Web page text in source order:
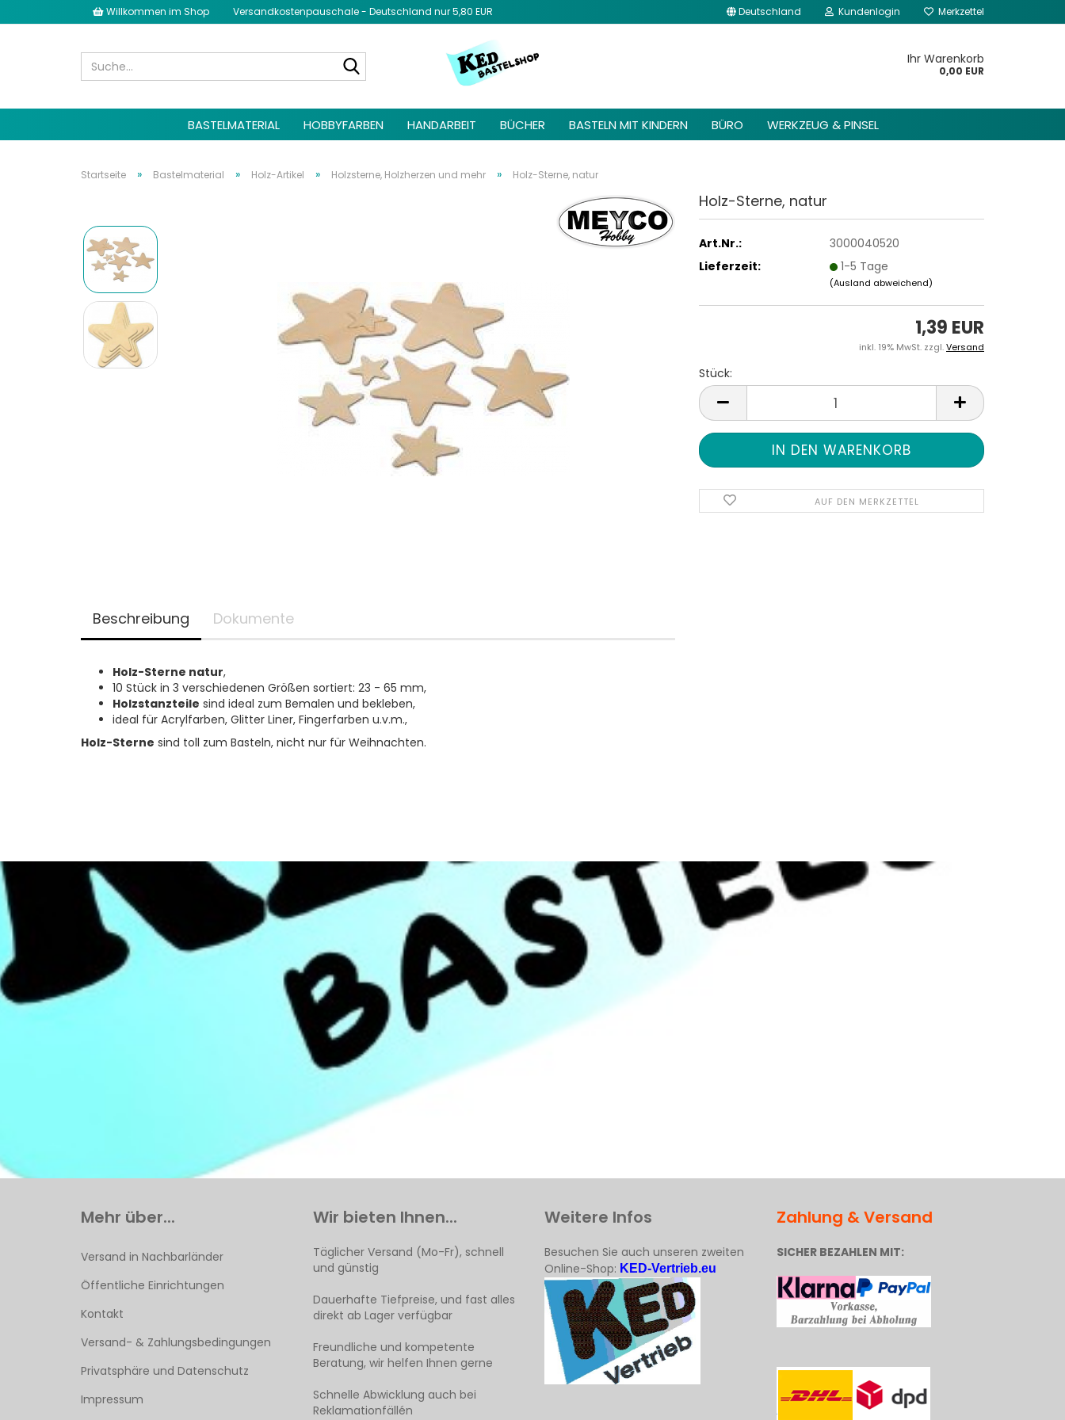
Willkommen im Shop Versandkostenpauschale - Deutschland nur 5,80 EUR Deutschland Kundenlogin Merkzettel
Ihr Warenkorb
0,00 EUR
BASTELMATERIAL HOBBYFARBEN HANDARBEIT BÜCHER BASTELN MIT KINDERN BÜRO WERKZEUG & PINSEL
Startseite » Bastelmaterial » Holz-Artikel » Holzsterne, Holzherzen und mehr » Holz-Sterne, natur
Holz-Sterne, natur
Art.Nr.:
3000040520
Lieferzeit:
1-5 Tage
(Ausland abweichend)
1,39 EUR
inkl. 19% MwSt. zzgl.Versand
Stück:
Stück
AUF DEN MERKZETTEL
Beschreibung Dokumente
Holz-Sterne natur,
10 Stück in 3 verschiedenen Größen sortiert: 23 - 65 mm,
Holzstanzteile sind ideal zum Bemalen und bekleben,
ideal für Acrylfarben, Glitter Liner, Fingerfarben u.v.m.,
Holz-Sterne sind toll zum Basteln, nicht nur für Weihnachten.
Mehr über...
Versand in Nachbarländer
Öffentliche Einrichtungen
Kontakt
Versand- & Zahlungsbedingungen
Privatsphäre und Datenschutz
Impressum
Wir bieten Ihnen...
Täglicher Versand (Mo-Fr), schnell
und günstig
Dauerhafte Tiefpreise, und fast alles
direkt ab Lager verfügbar
Freundliche und kompetente
Beratung, wir helfen Ihnen gerne
Schnelle Abwicklung auch bei
Reklamationfällén
Weitere Infos
Besuchen Sie auch unseren zweiten
Online-Shop: KED-Vertrieb.eu
Zahlung & Versand
SICHER BEZAHLEN MIT: